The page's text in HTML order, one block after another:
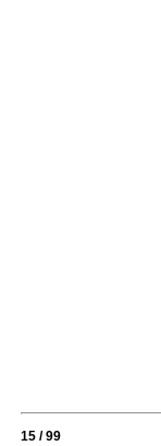
15 / 99